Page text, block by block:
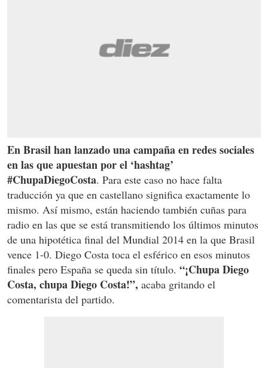
En Brasil han lanzado una campaña en redes sociales
en las que apuestan por el ‘hashtag’
#ChupaDiegoCosta. Para este caso no hace falta
traducción ya que en castellano significa exactamente lo
mismo. Así mismo, están haciendo también cuñas para
radio en las que se está transmitiendo los últimos minutos
de una hipotética final del Mundial 2014 en la que Brasil
vence 1-0. Diego Costa toca el esférico en esos minutos
finales pero España se queda sin título. “¡Chupa Diego
Costa, chupa Diego Costa!”, acaba gritando el
comentarista del partido.